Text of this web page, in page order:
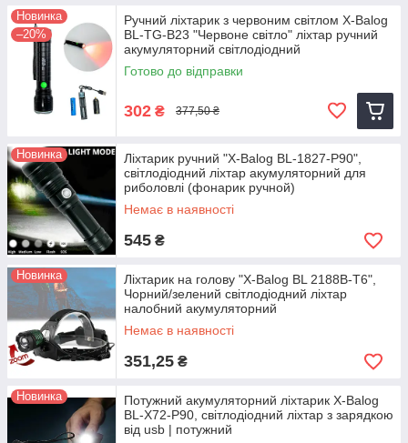
Новинка
–20%
Ручний ліхтарик з червоним світлом X-Balog
BL-TG-B23 "Червоне світло" ліхтар ручний
акумуляторний світлодіодний
Готово до відправки
302 ₴ 377,50 ₴
Новинка
Ліхтарик ручний "X-Balog BL-1827-P90",
світлодіодний ліхтар акумуляторний для
риболовлі (фонарик ручной)
Немає в наявності
545 ₴
Новинка
Ліхтарик на голову "X-Balog BL 2188B-T6",
Чорний/зелений світлодіодний ліхтар
налобний акумуляторний
Немає в наявності
351,25 ₴
Новинка
Потужний акумуляторний ліхтарик X-Balog
BL-X72-P90, світлодіодний ліхтар з зарядкою
від usb | потужний